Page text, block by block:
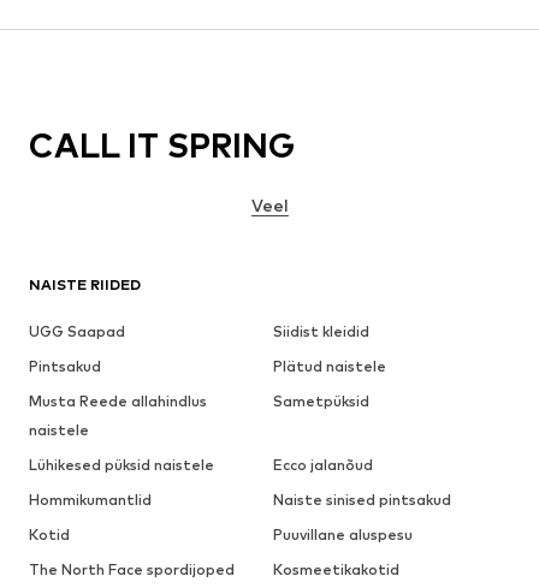
NAISTE RIIDED
UGG Saapad
Siidist kleidid
Pintsakud
Plätud naistele
Musta Reede allahindlus
naistele
Sametpüksid
Lühikesed püksid naistele
Ecco jalanõud
Hommikumantlid
Naiste sinised pintsakud
Kotid
Puuvillane aluspesu
The North Face spordijoped
Kosmeetikakotid
CALL IT SPRING
Veel